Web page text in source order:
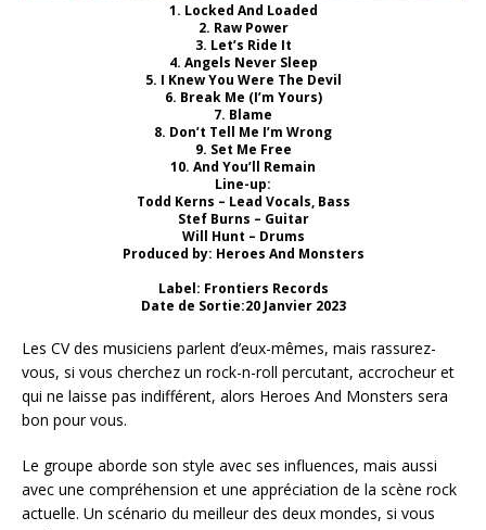
1. Locked And Loaded
2. Raw Power
3. Let’s Ride It
4. Angels Never Sleep
5. I Knew You Were The Devil
6. Break Me (I’m Yours)
7. Blame
8. Don’t Tell Me I’m Wrong
9. Set Me Free
10. And You’ll Remain
Line-up:
Todd Kerns – Lead Vocals, Bass
Stef Burns – Guitar
Will Hunt – Drums
Produced by: Heroes And Monsters
Label: Frontiers Records
Date de Sortie:20 Janvier 2023
Les CV des musiciens parlent d’eux-mêmes, mais rassurez-
vous, si vous cherchez un rock-n-roll percutant, accrocheur et
qui ne laisse pas indifférent, alors Heroes And Monsters sera
bon pour vous.
Le groupe aborde son style avec ses influences, mais aussi
avec une compréhension et une appréciation de la scène rock
actuelle. Un scénario du meilleur des deux mondes, si vous